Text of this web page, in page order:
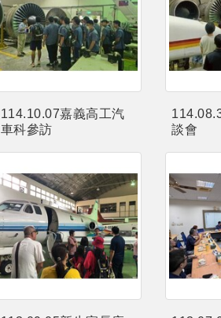
114.10.07嘉義高工汽
車科參訪
談會